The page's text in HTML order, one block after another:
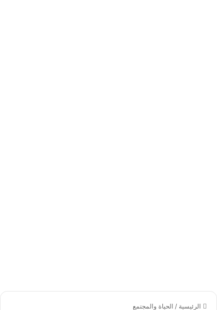
الرئيسية / الحياة والمجتمع